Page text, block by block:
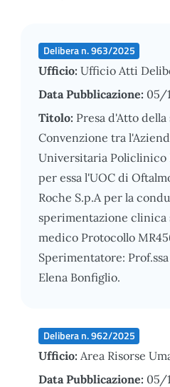
Delibera n. 963/2025
Ufficio: Ufficio Atti
Data Pubblicazione: 05/
Titolo: Presa d'Atto
Convenzione tra
Universitaria Policlinico
per essa l'UOC di
Roche S.p.A per la
sperimentazione clinica
medico Protocollo
Sperimentatore:
Elena Bonfiglio.
Delibera n. 962/2025
Ufficio: Area Risorse
Data Pubblicazione: 05/